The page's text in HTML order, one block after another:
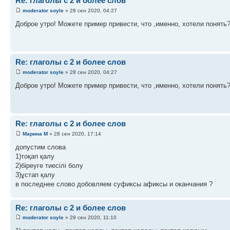
moderator soyle » 28 сен 2020, 04:27
Доброе утро! Можете пример привести, что ,именно, хотели понять?
Re: глаголы с 2 и более слов
moderator soyle » 28 сен 2020, 04:27
Доброе утро! Можете пример привести, что ,именно, хотели понять?
Re: глаголы с 2 и более слов
Марина М » 28 сен 2020, 17:14
допустим слова
1)тоқап қалу
2)біреуге тиесілі болу
3)ұстап қалу
в последнее слово добовляем суфиксы афиксы и оканчания ?
Re: глаголы с 2 и более слов
moderator soyle » 29 сен 2020, 11:10